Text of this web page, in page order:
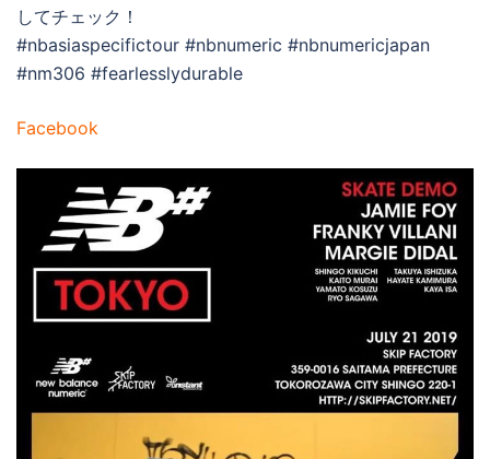
してチェック！
#nbasiaspecifictour #nbnumeric #nbnumericjapan
#nm306 #fearlesslydurable
Facebook